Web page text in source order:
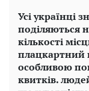
Усі українці
поділяються
кількості
плацкартний
особливою
квитків.